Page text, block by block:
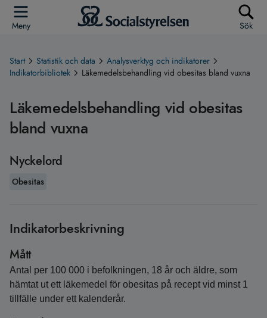
Meny Sök
Start Statistik och data
Analysverktyg och indikatorer
Indikatorbibliotek
Läkemedelsbehandling vid obesitas bland vuxna
Läkemedelsbehandling vid obesitas
bland vuxna
Nyckelord
Obesitas
Indikatorbeskrivning
Mått
Antal per 100 000 i befolkningen, 18 år och äldre, som
hämtat ut ett läkemedel för obesitas på recept vid minst 1
tillfälle under ett kalenderår.